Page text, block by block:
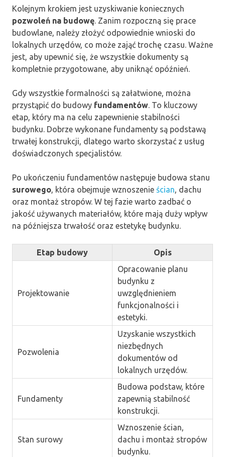
Kolejnym krokiem jest uzyskiwanie koniecznych
pozwoleń na budowę. Zanim rozpoczną się prace
budowlane, należy złożyć odpowiednie wnioski do
lokalnych urzędów, co może zająć trochę czasu. Ważne
jest, aby upewnić się, że wszystkie dokumenty są
kompletnie przygotowane, aby uniknąć opóźnień.
Gdy wszystkie formalności są załatwione, można
przystąpić do budowy fundamentów. To kluczowy
etap, który ma na celu zapewnienie stabilności
budynku. Dobrze wykonane fundamenty są podstawą
trwałej konstrukcji, dlatego warto skorzystać z usług
doświadczonych specjalistów.
Po ukończeniu fundamentów następuje budowa stanu
surowego, która obejmuje wznoszenie ścian, dachu
oraz montaż stropów. W tej fazie warto zadbać o
jakość używanych materiałów, które mają duży wpływ
na późniejsza trwałość oraz estetykę budynku.
Etap budowy Opis
Projektowanie
Opracowanie planu
budynku z
uwzględnieniem
funkcjonalności i
estetyki.
Pozwolenia
Uzyskanie wszystkich
niezbędnych
dokumentów od
lokalnych urzędów.
Fundamenty
Budowa podstaw, które
zapewnią stabilność
konstrukcji.
Stan surowy
Wznoszenie ścian,
dachu i montaż stropów
budynku.